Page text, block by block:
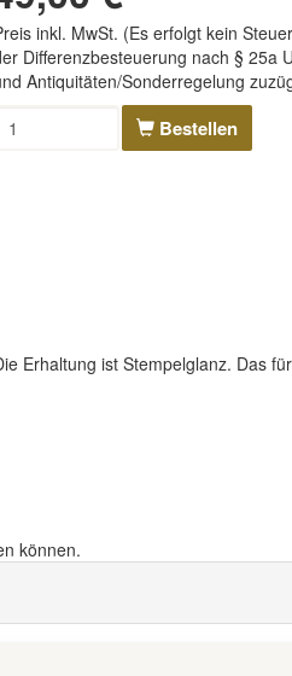
inkl. MwSt. (Es erfolgt kein
Differenzbesteuerung nach § 25a
Antiquitäten/Sonderregelung
Bestellen
Erhaltung ist Stempelglanz. Das
können.